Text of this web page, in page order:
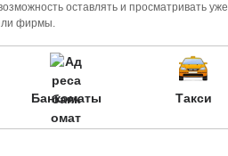
оставлять и просматривать уже
фирмы.
Банкоматы Такси